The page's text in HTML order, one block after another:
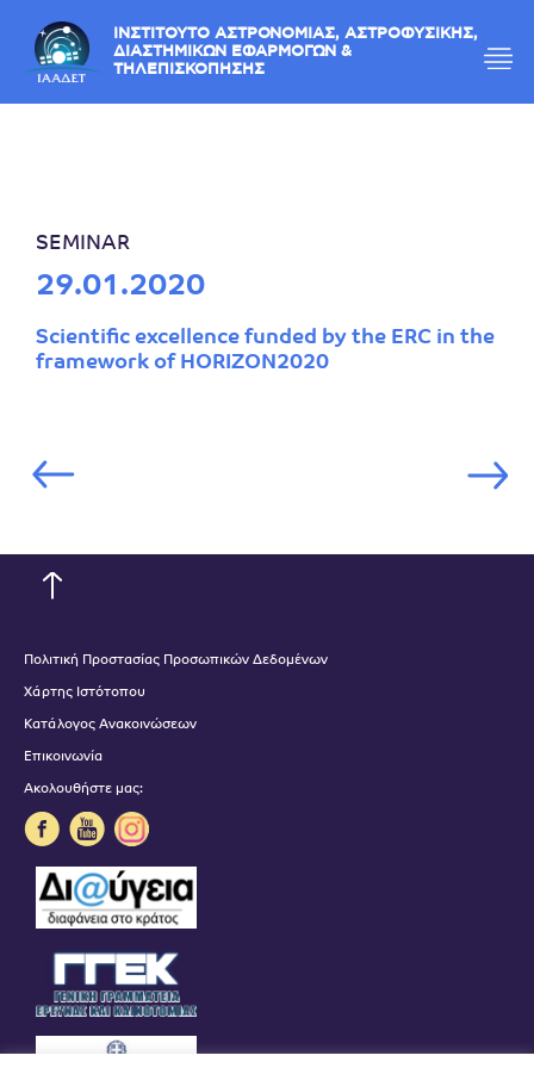
ΙΝΣΤΙΤΟΥΤΟ ΑΣΤΡΟΝΟΜΙΑΣ, ΑΣΤΡΟΦΥΣΙΚΗΣ,
ΔΙΑΣΤΗΜΙΚΩΝ ΕΦΑΡΜΟΓΩΝ &
ΤΗΛΕΠΙΣΚΟΠΗΣΗΣ
SEMINAR
29.01.2020
Scientific excellence funded by the ERC in the
framework of HORIZON2020
Πολιτική Προστασίας Προσωπικών Δεδομένων
Χάρτης Ιστότοπου
Κατάλογος Ανακοινώσεων
Επικοινωνία
Ακολουθήστε μας: